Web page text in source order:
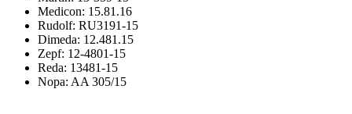
Medicon: 15.81.16
Rudolf: RU3191-15
Dimeda: 12.481.15
Zepf: 12-4801-15
Reda: 13481-15
Nopa: AA 305/15